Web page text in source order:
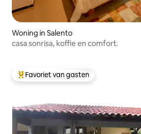
Woning in Salento
casa sonrisa, koffie en comfort.
Topfavoriet van gasten
Favoriet van gasten